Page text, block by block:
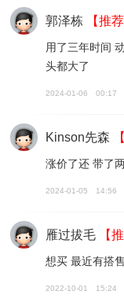
郭泽栋 【推荐
用了三年时间
头都大了
2024-01-06 00:17
Kinson先森
涨价了还 带了
2024-01-05 14:56
雁过拔毛 【
想买 最近有搭
2022-10-01 15:24